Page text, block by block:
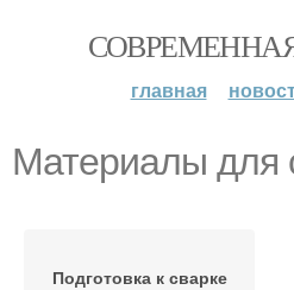
главная
Материалы для
Подготовка к сварке